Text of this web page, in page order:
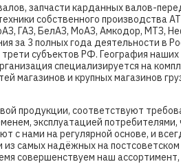
запчасти карданных валов-
собственного производства
ГАЗ, БелАЗ, МоАЗ, Амкодор, МТЗ,
за 3 полных года деятельности в
субъектов РФ. География наших
специализируется на
магазинов и крупных магазинов
продукции, соответствуют
эксплуатацией
с нами на регулярной основе, и
самых надёжных на постсоветском
совершенствуем наш